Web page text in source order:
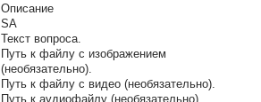
Описание
SA
Текст вопроса.
Путь к файлу с изображением
(необязательно).
Путь к файлу с видео (необязательно).
Путь к аудиофайлу (необязательно).